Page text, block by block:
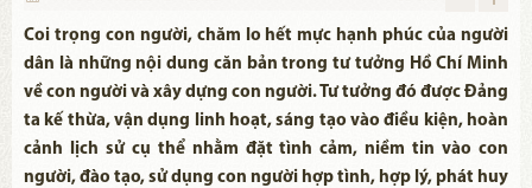
Coi trọng con người, chăm lo hết mực hạnh phúc của người
dân là những nội dung căn bản trong tư tưởng Hồ Chí Minh
về con người và xây dựng con người. Tư tưởng đó được Đảng
ta kế thừa, vận dụng linh hoạt, sáng tạo vào điều kiện, hoàn
cảnh lịch sử cụ thể nhằm đặt tình cảm, niềm tin vào con
người, đào tạo, sử dụng con người hợp tình, hợp lý, phát huy